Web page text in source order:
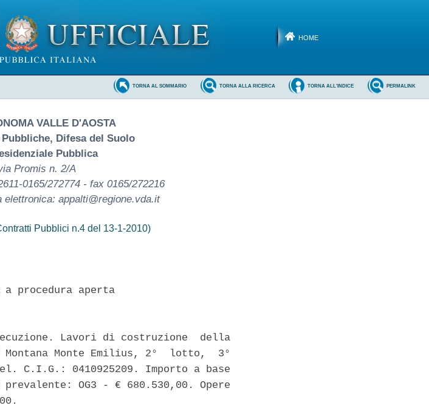
HOME
PERMALINK
TORNA ALL'INDICE
TORNA ALLA RICERCA
TORNA AL SOMMARIO
VALLE D'AOSTA
Difesa del Suolo
Pubblica
Promis n. 2/A
0165/272774 - fax 0165/272216
elettronica: appalti@regione.vda.it
Pubblici n.4 del 13-1-2010)
a procedura aperta
Lavori di costruzione  della
Monte Emilius, 2°  lotto,  3°
C.I.G.: 0410925209. Importo a base
OG3 - € 680.530,00. Opere